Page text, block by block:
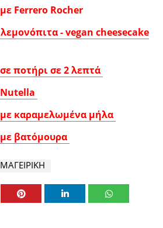
Ferrero Rocher
- vegan cheesecake
ποτήρι σε 2 λεπτά
Nutella
με καραμελωμένα μήλα
βατόμουρα
ΜΑΓΕΙΡΙΚΗ